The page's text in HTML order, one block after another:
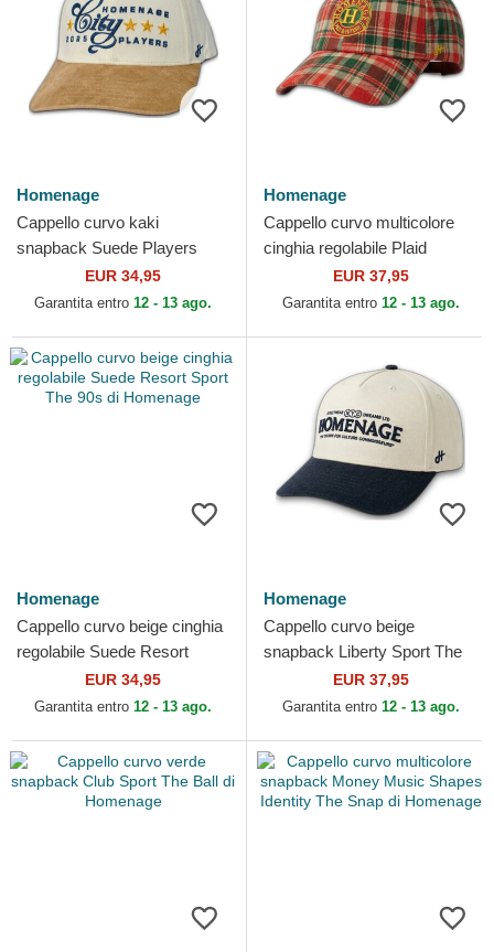
Homenage
Cappello curvo kaki
snapback Suede Players
Sport The Ball di Homenage
EUR 34,95
Garantita entro 12 - 13 ago.
Homenage
Cappello curvo multicolore
cinghia regolabile Plaid
Resort Sport The 90s di
Homenage
EUR 37,95
Garantita entro 12 - 13 ago.
Homenage
Cappello curvo beige cinghia
regolabile Suede Resort
Sport The 90s di Homenage
EUR 34,95
Garantita entro 12 - 13 ago.
Homenage
Cappello curvo beige
snapback Liberty Sport The
Retro di Homenage
EUR 37,95
Garantita entro 12 - 13 ago.